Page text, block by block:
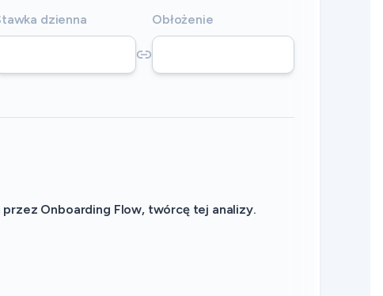
dzienna Obłożenie
Onboarding Flow, twórcę tej analizy.